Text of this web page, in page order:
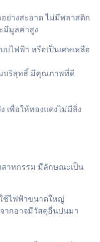
ย่างสะอาด ไม่มีพลาสติก
มีมูลค่าสูง
ไฟฟ้า หรือเป็นเศษเหลือ
มบริสุทธิ์ มีคุณภาพที่ดี
เพื่อให้ทองแดงไม่มีสิ่ง
สาหกรรม มีลักษณะเป็น
ช้ไฟฟ้าขนาดใหญ่
ากอาจมีวัสดุอื่นปนมา